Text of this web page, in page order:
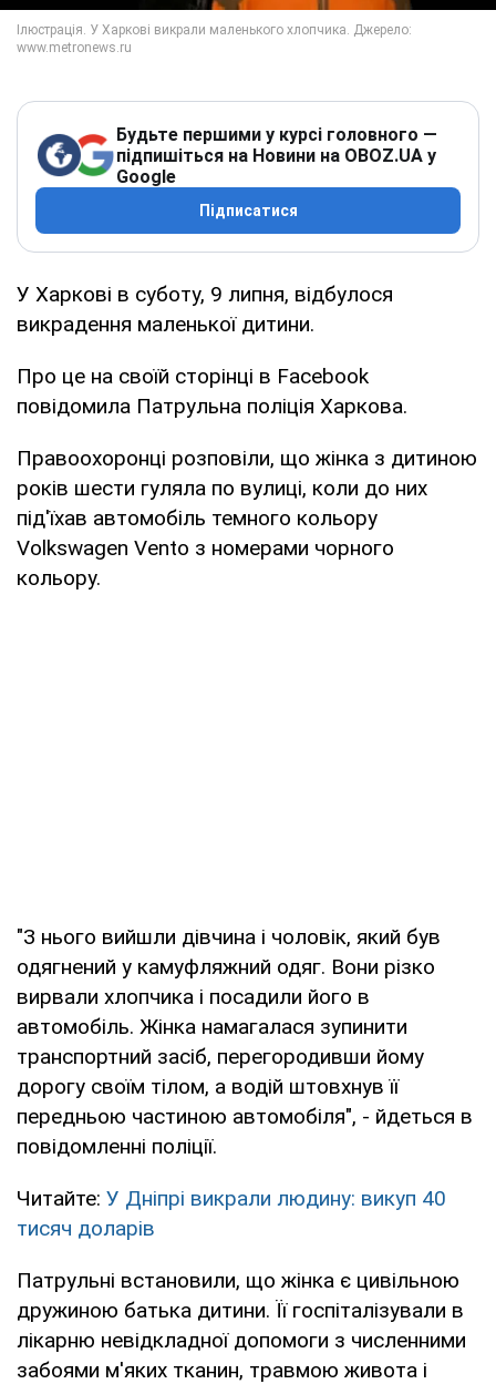
Будьте першими у курсі головного —
підпишіться на Новини на OBOZ.UA у
Google
Підписатися
У Харкові в суботу, 9 липня, відбулося
викрадення маленької дитини.
Про це на своїй сторінці в Facebook
повідомила Патрульна поліція Харкова.
Правоохоронці розповіли, що жінка з дитиною
років шести гуляла по вулиці, коли до них
під'їхав автомобіль темного кольору
Volkswagen Vento з номерами чорного
кольору.
"З нього вийшли дівчина і чоловік, який був
одягнений у камуфляжний одяг. Вони різко
вирвали хлопчика і посадили його в
автомобіль. Жінка намагалася зупинити
транспортний засіб, перегородивши йому
дорогу своїм тілом, а водій штовхнув її
передньою частиною автомобіля", - йдеться в
повідомленні поліції.
Читайте: У Дніпрі викрали людину: викуп 40
тисяч доларів
Патрульні встановили, що жінка є цивільною
дружиною батька дитини. Її госпіталізували в
лікарню невідкладної допомоги з численними
забоями м'яких тканин, травмою живота і